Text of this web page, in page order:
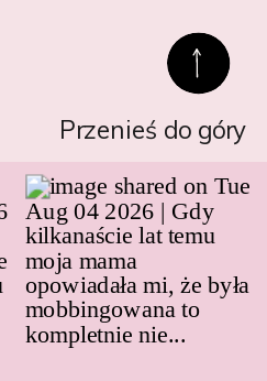
Przenieś do góry